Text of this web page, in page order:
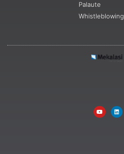
Palaute
Whistleblowing